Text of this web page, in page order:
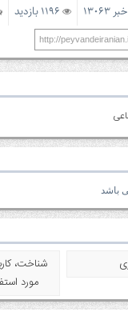
1196 بازدید
http://
مورد